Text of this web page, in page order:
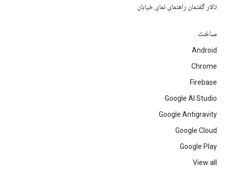
تالار گفتمان راهنمای نمای خیابان
ساخت
Android
Chrome
Firebase
Google AI Studio
Google Antigravity
Google Cloud
Google Play
View all